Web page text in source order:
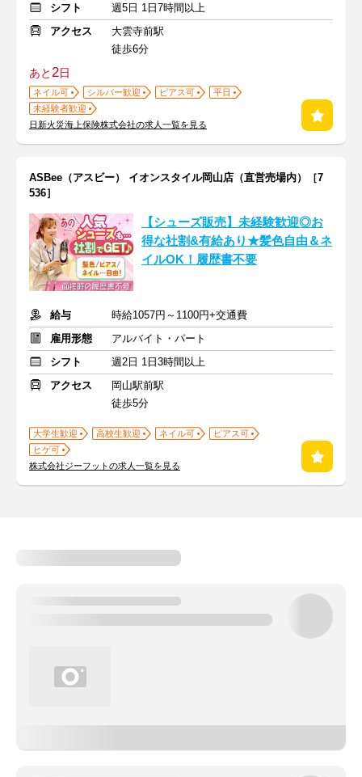
シフト
週5日 1日7時間以上
アクセス
大雲寺前駅
徒歩6分
あと2日
ネイル可 シルバー歓迎 ピアス可
平日
未経験者歓迎
日新火災海上保険株式会社の求人一覧を見る
ASBee（アスビー） イオンスタイル岡山店（直営売場内）［7
536］
【シューズ販売】未経験歓迎◎お
得な社割&有給あり★髪色自由＆ネ
イルOK！履歴書不要
給与
時給1057円～1100円+交通費
雇用形態
アルバイト・パート
シフト
週2日 1日3時間以上
アクセス
岡山駅前駅
徒歩5分
大学生歓迎 高校生歓迎 ネイル可
ピアス可
ヒゲ可
株式会社ジーフットの求人一覧を見る